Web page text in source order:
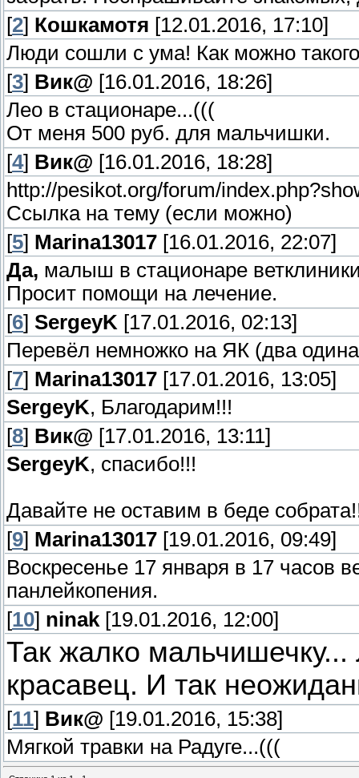
[2] Кошкамотя [12.01.2016, 17:10]
Люди сошли с ума! Как можно
[3] Вик@ [16.01.2016, 18:26]
Лео в стационаре...(((
От меня 500 руб. для мальчишки.
[4] Вик@ [16.01.2016, 18:28]
http://pesikot.org/forum/
Ссылка на тему (если можно)
[5] Marina13017 [16.01.2016, 22:07]
Да, малыш в стационаре
Просит помощи на лечение.
[6] SergeyK [17.01.2016, 02:13]
Перевёл немножко на ЯК (два
[7] Marina13017 [17.01.2016, 13:05]
SergeyK, Благодарим!!!
[8] Вик@ [17.01.2016, 13:11]
SergeyK, спасибо!!!
Давайте не оставим в беде
[9] Marina13017 [19.01.2016, 09:49]
Воскресенье 17 января в 17 часов
панлейкопения.
[10] ninak [19.01.2016, 12:00]
Так жалко
красавец. И так
[11] Вик@ [19.01.2016, 15:38]
Мягкой травки на Радуге...(((